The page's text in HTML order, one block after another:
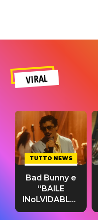
VIRAL
TUTTO NEWS
Bad Bunny e
“BAILE
INoLVIDABLE”:
testo,